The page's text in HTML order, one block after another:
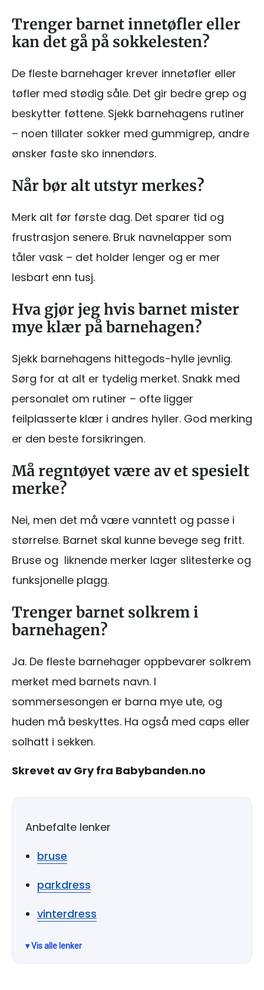
Trenger barnet innetøfler eller
kan det gå på sokkelesten?
De fleste barnehager krever innetøfler eller
tøfler med stødig såle. Det gir bedre grep og
beskytter føttene. Sjekk barnehagens rutiner
– noen tillater sokker med gummigrep, andre
ønsker faste sko innendørs.
Når bør alt utstyr merkes?
Merk alt før første dag. Det sparer tid og
frustrasjon senere. Bruk navnelapper som
tåler vask – det holder lenger og er mer
lesbart enn tusj.
Hva gjør jeg hvis barnet mister
mye klær på barnehagen?
Sjekk barnehagens hittegods-hylle jevnlig.
Sørg for at alt er tydelig merket. Snakk med
personalet om rutiner – ofte ligger
feilplasserte klær i andres hyller. God merking
er den beste forsikringen.
Må regntøyet være av et spesielt
merke?
Nei, men det må være vanntett og passe i
størrelse. Barnet skal kunne bevege seg fritt.
Bruse og liknende merker lager slitesterke og
funksjonelle plagg.
Trenger barnet solkrem i
barnehagen?
Ja. De fleste barnehager oppbevarer solkrem
merket med barnets navn. I
sommersesongen er barna mye ute, og
huden må beskyttes. Ha også med caps eller
solhatt i sekken.
Skrevet av Gry fra Babybanden.no
Anbefalte lenker
bruse
parkdress
vinterdress